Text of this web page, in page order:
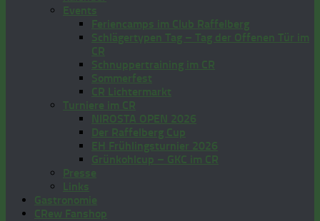
Events
Feriencamps im Club Raffelberg
Schlägertypen Tag – Tag der Offenen Tür im
CR
Schnuppertraining im CR
Sommerfest
CR Lichtermarkt
Turniere im CR
NIROSTA OPEN 2026
Der Raffelberg Cup
EH Frühlingsturnier 2026
Grünkohlcup – GKC im CR
Presse
Links
Gastronomie
CRew Fanshop